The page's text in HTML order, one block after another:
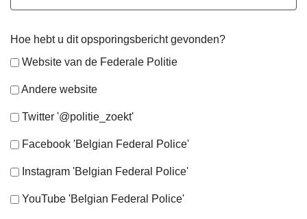
Hoe hebt u dit opsporingsbericht gevonden?
Website van de Federale Politie
Andere website
Twitter '@politie_zoekt'
Facebook 'Belgian Federal Police'
Instagram 'Belgian Federal Police'
YouTube 'Belgian Federal Police'